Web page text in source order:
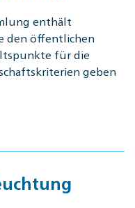
enthält
den öffentlichen
für die
geben